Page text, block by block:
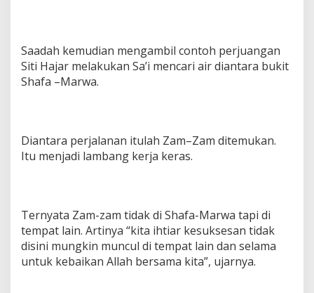
Saadah kemudian mengambil contoh perjuangan
Siti Hajar melakukan Sa’i mencari air diantara bukit
Shafa –Marwa.
Diantara perjalanan itulah Zam–Zam ditemukan.
Itu menjadi lambang kerja keras.
Ternyata Zam-zam tidak di Shafa-Marwa tapi di
tempat lain. Artinya “kita ihtiar kesuksesan tidak
disini mungkin muncul di tempat lain dan selama
untuk kebaikan Allah bersama kita”, ujarnya.